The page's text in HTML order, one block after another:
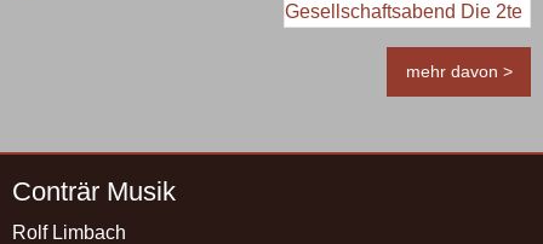
mehr davon >
Conträr Musik
Rolf Limbach